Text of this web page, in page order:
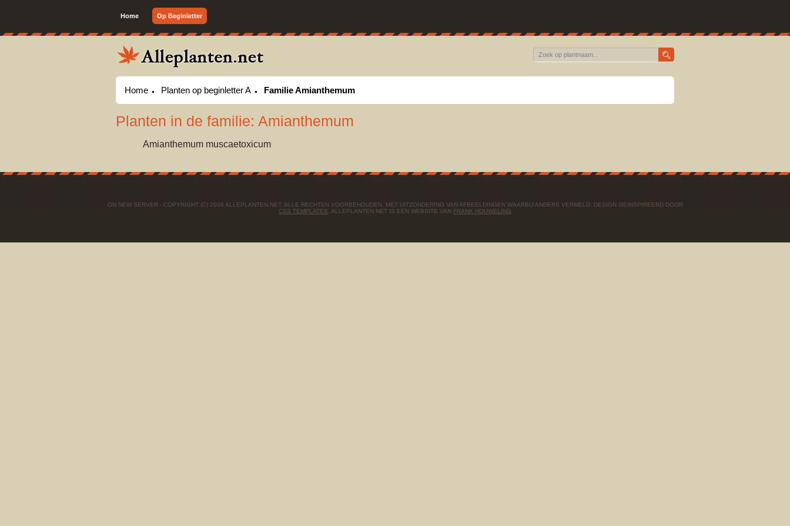
Home Op Beginletter
Home Planten op beginletter A Familie Amianthemum
Planten in de familie: Amianthemum
Amianthemum muscaetoxicum
ON NEW SERVER - COPYRIGHT (C) 2026 ALLEPLANTEN.NET. ALLE RECHTEN VOORBEHOUDEN, MET UITZONDERING VAN AFBEELDINGEN WAARBIJ ANDERS VERMELD. DESIGN GEINSPIREERD DOOR
CSS TEMPLATES . ALLEPLANTEN.NET IS EEN WEBSITE VAN FRANK HOUWELING